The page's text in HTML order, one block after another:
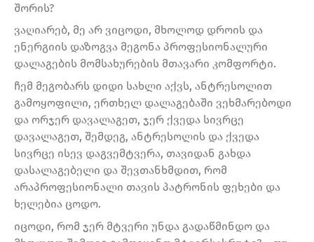
შორის?
ვაღიარებ, მე არ ვიცოდი, მხოლოდ დროის და
ენერგიის დაზოგვა მეგონა პროფესიონალური
დალაგების მომსახურების მთავარი კომფორტი.
ჩემ მეგობარს დიდი სახლი აქვს, ანტრესოლით
გამოყოფილი, ერთხელ დალაგებაში ვეხმარებოდი
და ორჯერ დავალაგეთ, ჯერ ქვედა სივრცე
დავალაგეთ, შემდეგ, ანტრესოლის და ქვედა
სივრცე ისევ დაგვემტვერა, თავიდან გახდა
დასალაგებელი და შევთანხმდით, რომ
არაპროფესიონალი თავის პატრონის ფეხები და
ხელებია ცოდო.
იცოდი, რომ ჯერ მტვერი უნდა გადაწმინდო და